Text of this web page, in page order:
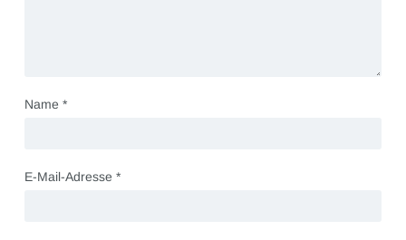
Name *
E-Mail-Adresse *